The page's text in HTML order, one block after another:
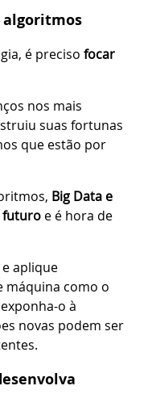
algoritmos
é preciso focar
nos mais
suas fortunas
que estão por
Big Data e
futuro e é hora de
aplique
máquina como o
o à
novas podem ser